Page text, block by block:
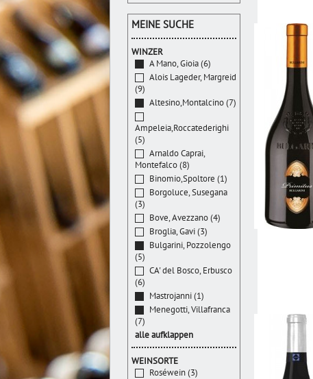
MEINE SUCHE
WINZER
A Mano, Gioia (6)
Alois Lageder, Margreid
(9)
Altesino,Montalcino (7)
Ampeleia,Roccatederighi
(5)
Arnaldo Caprai,
Montefalco (8)
Binomio,Spoltore (1)
Borgoluce, Susegana
(3)
Bove, Avezzano (4)
Broglia, Gavi (3)
Bulgarini, Pozzolengo
(5)
CA' del Bosco, Erbusco
(6)
Mastrojanni (1)
Menegotti, Villafranca
(7)
alle aufklappen
WEINSORTE
Roséwein (3)